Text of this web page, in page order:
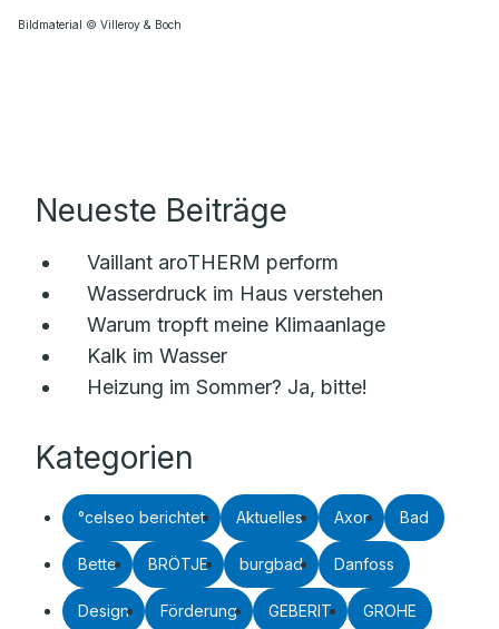
Bildmaterial © Villeroy & Boch
Neueste Beiträge
Vaillant aroTHERM perform
Wasserdruck im Haus verstehen
Warum tropft meine Klimaanlage
Kalk im Wasser
Heizung im Sommer? Ja, bitte!
Kategorien
°celseo berichtet Aktuelles Axor Bad
Bette BRÖTJE burgbad Danfoss
Design Förderung GEBERIT GROHE